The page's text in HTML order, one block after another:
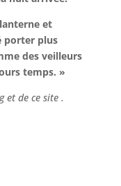
et
porter plus
des veilleurs
temps. »
et de ce site .